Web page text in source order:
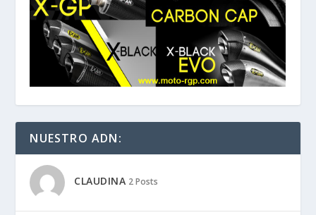
NUESTRO ADN:
CLAUDINA 2 Posts